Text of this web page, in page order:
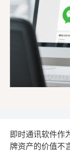
即时通讯软件作
牌资产的价值不